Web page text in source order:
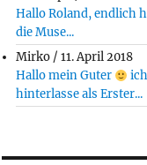
Hallo Roland, endlich
die Muse...
Mirko/11. April 2018
Hallo mein Guter
hinterlasse als Erster...